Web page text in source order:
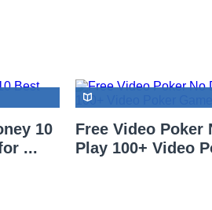
10
...
Free Video Poker
Play 100+ Video